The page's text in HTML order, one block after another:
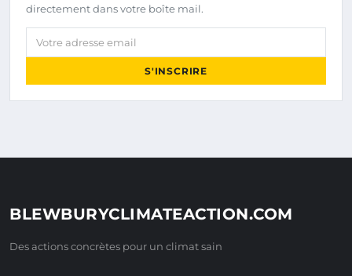
directement dans votre boîte mail.
Votre adresse email
S'INSCRIRE
BLEWBURYCLIMATEACTION.COM
Des actions concrètes pour un climat sain